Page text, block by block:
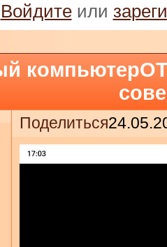
Войдитеили
Поделиться